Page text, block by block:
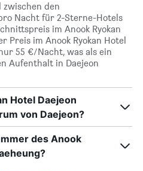
zwischen den
Nacht für 2-Sterne-Hotels
im Anook Ryokan
Preis im Anook Ryokan Hotel
55 €/Nacht, was als ein
Aufenthalt in Daejeon
Hotel Daejeon
von Daejeon?
des Anook